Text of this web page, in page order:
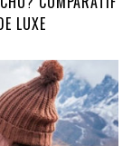
LUXE